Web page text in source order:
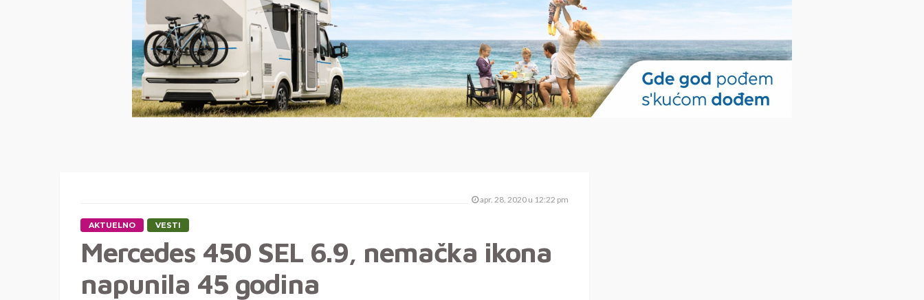
apr. 28, 2020 u 12:22 pm
AKTUELNO VESTI
Mercedes 450 SEL 6.9, nemačka ikona
napunila 45 godina